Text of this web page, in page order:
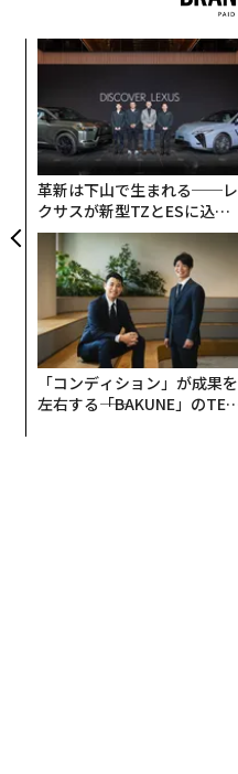
革新は下山で生まれる──レ
クサスが新型TZとESに込め
た「DISCOVER」の哲学
「コンディション」が成果を
左右する――「BAKUNE」のTEN